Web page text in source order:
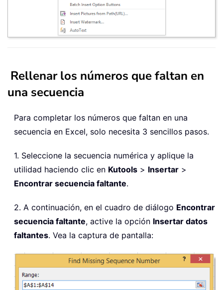
Rellenar los números que faltan en
una secuencia
Para completar los números que faltan en una
secuencia en Excel, solo necesita 3 sencillos pasos.
1. Seleccione la secuencia numérica y aplique la
utilidad haciendo clic en Kutools > Insertar >
Encontrar secuencia faltante.
2. A continuación, en el cuadro de diálogo Encontrar
secuencia faltante, active la opción Insertar datos
faltantes. Vea la captura de pantalla: